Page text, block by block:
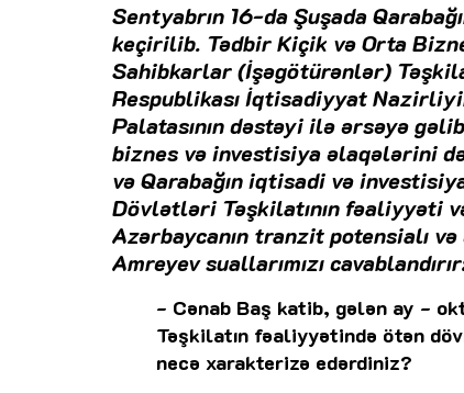
Sentyabrın 16-da Şuşada
keçirilib. Tədbir Kiçik və Orta
Sahibkarlar (İşəgötürənlər)
Respublikası İqtisadiyyat
Palatasının dəstəyi ilə ərsəyə
biznes və investisiya əlaqələrini
və Qarabağın iqtisadi və
Dövlətləri Təşkilatının fəaliyyəti
Azərbaycanın tranzit potensialı
Amreyev suallarımızı
- Cənab Baş katib, gələn ay -
Təşkilatın fəaliyyətində ötən
necə xarakterizə edərdiniz?